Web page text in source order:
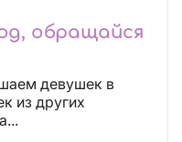
обращайся